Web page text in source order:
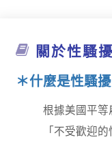
關於性騷
＊什麼是性騷擾
根據美國平等
「不受歡迎